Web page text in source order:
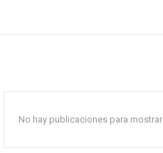
No hay publicaciones para mostrar